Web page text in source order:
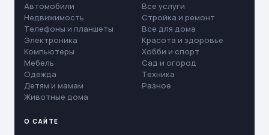
Автомобили
Недвижимость
Телефоны и планшеты
Электроника
Компьютеры
Мебель
Одежда
Детям и мамам
Животные дома
Все услуги
Стройка и ремонт
Все для дома
Красота и здоровье
Хобби и спорт
Сад и огород
Техника
Разное
О САЙТЕ